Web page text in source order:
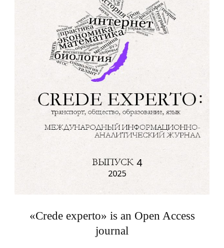
«Crede experto» is an Open Access
journal